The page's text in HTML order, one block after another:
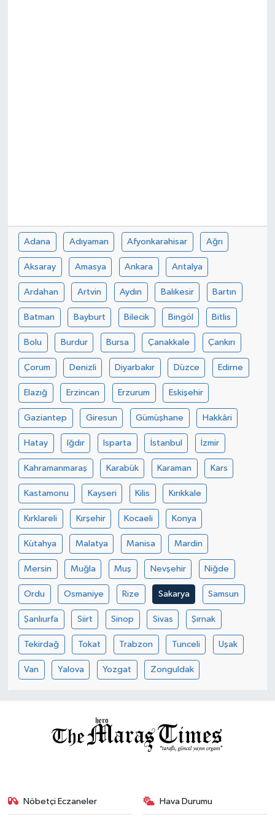
Adana Adıyaman Afyonkarahisar Ağrı
Aksaray Amasya Ankara Antalya
Ardahan Artvin Aydın Balıkesir Bartın
Batman Bayburt Bilecik Bingöl Bitlis
Bolu Burdur Bursa Çanakkale Çankırı
Çorum Denizli Diyarbakır Düzce Edirne
Elazığ Erzincan Erzurum Eskişehir
Gaziantep Giresun Gümüşhane Hakkâri
Hatay Iğdır Isparta İstanbul İzmir
Kahramanmaraş Karabük Karaman Kars
Kastamonu Kayseri Kilis Kırıkkale
Kırklareli Kırşehir Kocaeli Konya
Kütahya Malatya Manisa Mardin
Mersin Muğla Muş Nevşehir Niğde
Ordu Osmaniye Rize Sakarya Samsun
Şanlıurfa Siirt Sinop Sivas Şırnak
Tekirdağ Tokat Trabzon Tunceli Uşak
Van Yalova Yozgat Zonguldak
Nöbetçi Eczaneler Hava Durumu
ULUSAL HABERLER